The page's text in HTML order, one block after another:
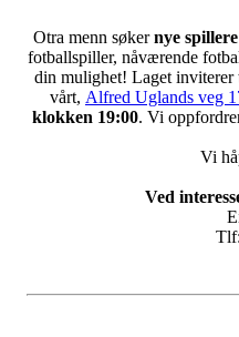
Otra menn søkernye spillere
fotballspiller, nåværende
din mulighet! Laget inviterer
vårt, Alfred Uglands veg
klokken 19:00. Vi
Vi
Ved